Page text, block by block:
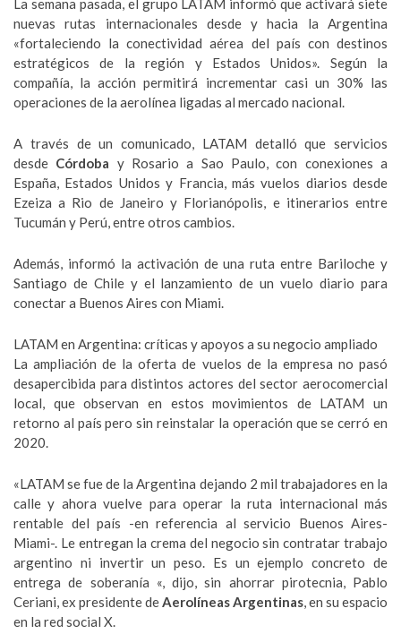
La semana pasada, el grupo LATAM informó que activará siete
nuevas rutas internacionales desde y hacia la Argentina
«fortaleciendo la conectividad aérea del país con destinos
estratégicos de la región y Estados Unidos». Según la
compañía, la acción permitirá incrementar casi un 30% las
operaciones de la aerolínea ligadas al mercado nacional.
A través de un comunicado, LATAM detalló que servicios
desde Córdoba y Rosario a Sao Paulo, con conexiones a
España, Estados Unidos y Francia, más vuelos diarios desde
Ezeiza a Rio de Janeiro y Florianópolis, e itinerarios entre
Tucumán y Perú, entre otros cambios.
Además, informó la activación de una ruta entre Bariloche y
Santiago de Chile y el lanzamiento de un vuelo diario para
conectar a Buenos Aires con Miami.
LATAM en Argentina: críticas y apoyos a su negocio ampliado
La ampliación de la oferta de vuelos de la empresa no pasó
desapercibida para distintos actores del sector aerocomercial
local, que observan en estos movimientos de LATAM un
retorno al país pero sin reinstalar la operación que se cerró en
2020.
«LATAM se fue de la Argentina dejando 2 mil trabajadores en la
calle y ahora vuelve para operar la ruta internacional más
rentable del país -en referencia al servicio Buenos Aires-
Miami-. Le entregan la crema del negocio sin contratar trabajo
argentino ni invertir un peso. Es un ejemplo concreto de
entrega de soberanía «, dijo, sin ahorrar pirotecnia, Pablo
Ceriani, ex presidente deAerolíneas Argentinas, en su espacio
en la red social X.